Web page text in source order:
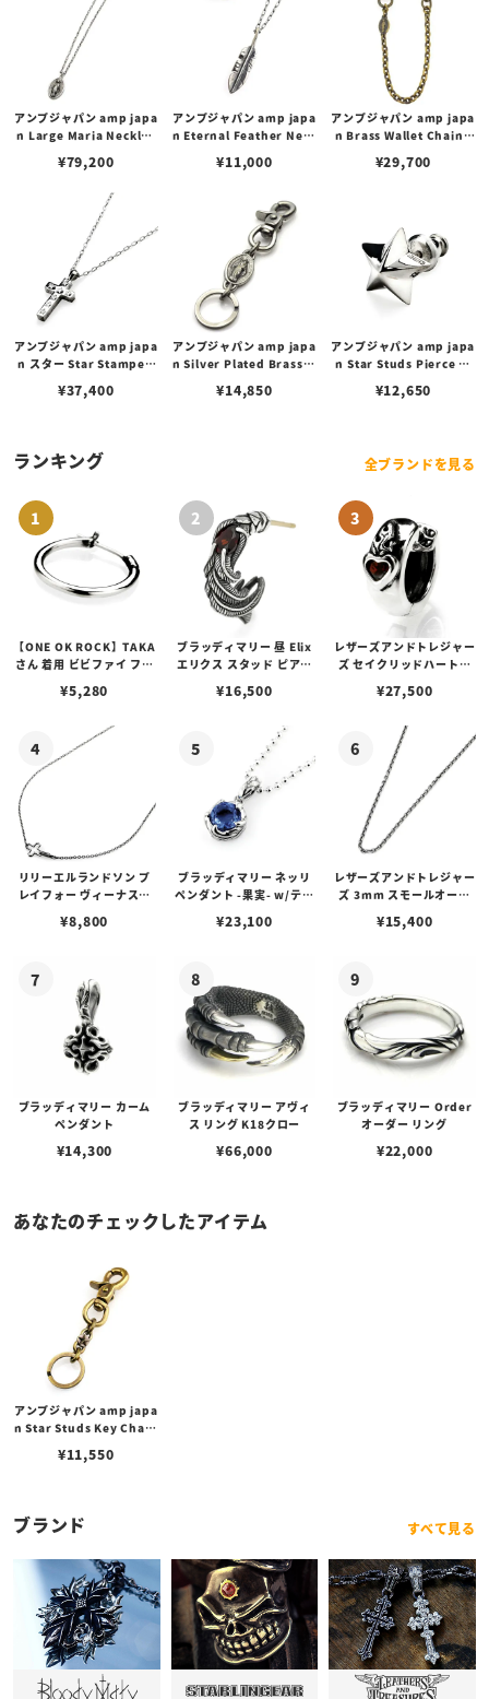
アンプジャパン amp japa
n Large Maria Necklac
ックレス
¥79,200
アンプジャパン amp japa
n Eternal Feather Neck
ネックレス
¥11,000
アンプジャパン amp japa
n Brass Wallet Chain -
ス マリアメダイ ウォレッ
¥29,700
アンプジャパン amp japa
n スター Star Stamped
クロス ネックレス ラージ
¥37,400
アンプジャパン amp japa
n Silver Plated Brass M
マリー メダル キーホルダ
¥14,850
アンプジャパン amp japa
n Star Studs Pierce ス
¥12,650
ランキング 全ブランドを見る
【ONE OK ROCK】TAKA
さん 着用 ビビファイ フー
¥5,280
ブラッディマリー 昼 Elix
エリクス スタッド ピアス
¥16,500
レザーズアンドトレジャー
ズ セイクリッドハートピ
¥27,500
リリーエルランドソン プ
レイフォー ヴィーナスチ
¥8,800
ブラッディマリー ネッリ
ペンダント -果実- w/ティ
¥23,100
レザーズアンドトレジャー
ズ 3mm スモールオーバ
ブスタークラスプ＆LTロ
¥15,400
ブラッディマリー カーム
ペンダント
¥14,300
ブラッディマリー アヴィ
ス リング K18クロー
¥66,000
ブラッディマリー Order
オーダー リング
¥22,000
あなたのチェックしたアイテム
アンプジャパン amp japa
n Star Studs Key Chain
ーン/ブラス
¥11,550
ブランド すべて見る